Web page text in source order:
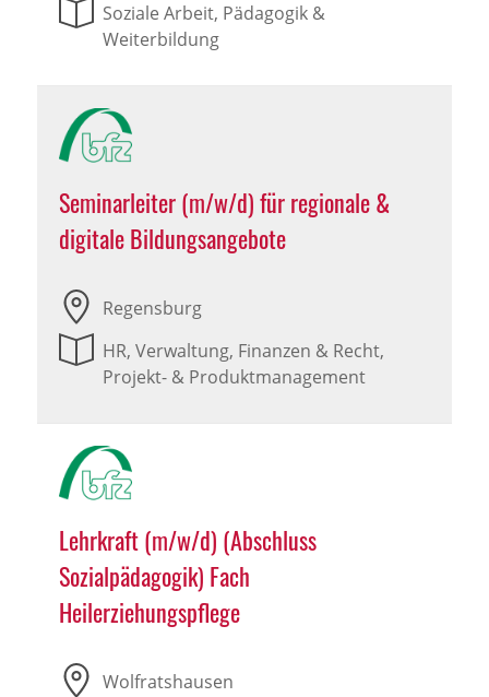
Soziale Arbeit, Pädagogik &
Weiterbildung
Seminarleiter (m/w/d) für regionale &
digitale Bildungsangebote
Regensburg
HR, Verwaltung, Finanzen & Recht,
Projekt- & Produktmanagement
Lehrkraft (m/w/d) (Abschluss
Sozialpädagogik) Fach
Heilerziehungspflege
Wolfratshausen